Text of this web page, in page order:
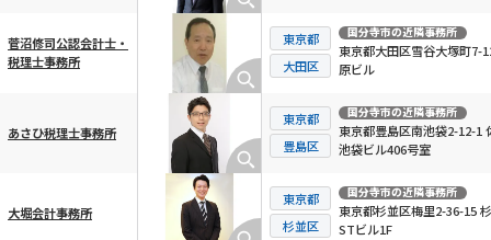
菅沼修司公認会計士・
税理士事務所
東京都
大田区
国分寺市の近隣事務所
東京都大田区雪谷大塚町7-
原ビル
あさひ税理士事務所
東京都
豊島区
国分寺市の近隣事務所
東京都豊島区南池袋2-12-1
池袋ビル406号室
大堀会計事務所
東京都
杉並区
国分寺市の近隣事務所
東京都杉並区梅里2-36-15
STビル1F